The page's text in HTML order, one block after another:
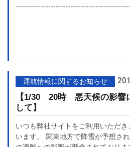
運航情報に関するお知らせ
【1/30 20時 悪天候の影響
して】
いつも弊社サイトをご利用いただ
います。 関東地方で降雪が予想さ